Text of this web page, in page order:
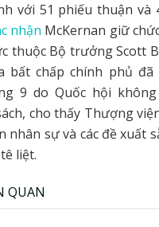
với 51 phiếu thuận và
nhận McKernan giữ
thuộc Bộ trưởng Scott
bất chấp chính phủ
9 do Quốc hội
cho thấy Thượng
nhân sự và các đề xuất
liệt.
QUAN